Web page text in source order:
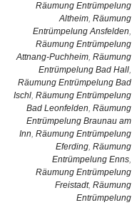
Räumung Entrümpelung
Altheim, Räumung
Entrümpelung Ansfelden,
Räumung Entrümpelung
Attnang-Puchheim, Räumung
Entrümpelung Bad Hall,
Räumung Entrümpelung Bad
Ischl, Räumung Entrümpelung
Bad Leonfelden, Räumung
Entrümpelung Braunau am
Inn, Räumung Entrümpelung
Eferding, Räumung
Entrümpelung Enns,
Räumung Entrümpelung
Freistadt, Räumung
Entrümpelung